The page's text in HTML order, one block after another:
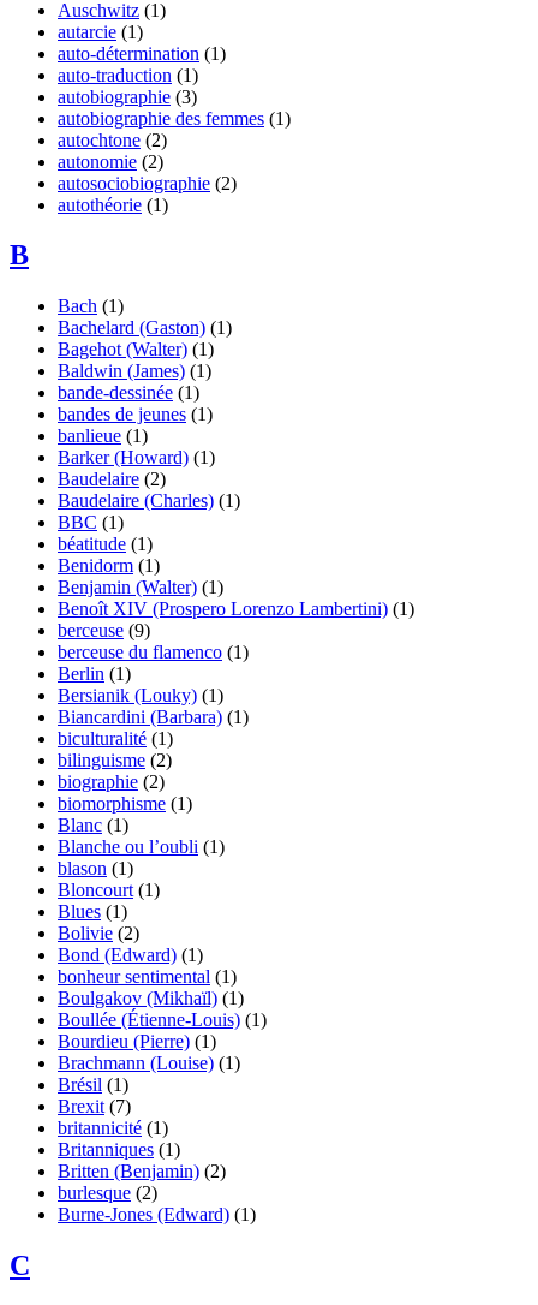
Auschwitz (1)
autarcie (1)
auto-détermination (1)
auto-traduction (1)
autobiographie (3)
autobiographie des femmes (1)
autochtone (2)
autonomie (2)
autosociobiographie (2)
autothéorie (1)
B
Bach (1)
Bachelard (Gaston) (1)
Bagehot (Walter) (1)
Baldwin (James) (1)
bande-dessinée (1)
bandes de jeunes (1)
banlieue (1)
Barker (Howard) (1)
Baudelaire (2)
Baudelaire (Charles) (1)
BBC (1)
béatitude (1)
Benidorm (1)
Benjamin (Walter) (1)
Benoît XIV (Prospero Lorenzo Lambertini) (1)
berceuse (9)
berceuse du flamenco (1)
Berlin (1)
Bersianik (Louky) (1)
Biancardini (Barbara) (1)
biculturalité (1)
bilinguisme (2)
biographie (2)
biomorphisme (1)
Blanc (1)
Blanche ou l’oubli (1)
blason (1)
Bloncourt (1)
Blues (1)
Bolivie (2)
Bond (Edward) (1)
bonheur sentimental (1)
Boulgakov (Mikhaïl) (1)
Boullée (Étienne-Louis) (1)
Bourdieu (Pierre) (1)
Brachmann (Louise) (1)
Brésil (1)
Brexit (7)
britannicité (1)
Britanniques (1)
Britten (Benjamin) (2)
burlesque (2)
Burne-Jones (Edward) (1)
C